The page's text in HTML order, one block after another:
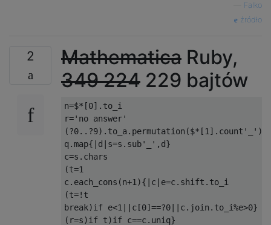
Falko
źródło
2 Mathematica Ruby,
349224 229 bajtów
n=$*[0].to_i
r='no answer'
q.map{|d|s=s.sub'_',d}
c=s.chars
(t=1
c.each_cons(n+1){|c|e=c.shift.to_i
(t=!t
break)if e<1||c[0]==?0||c.join.to_i%e>0}
(r=s)if t)if c==c.uniq}